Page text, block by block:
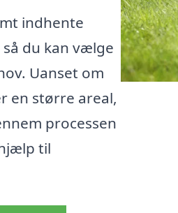
indhente
du kan vælge
Uanset om
en større areal,
processen
til